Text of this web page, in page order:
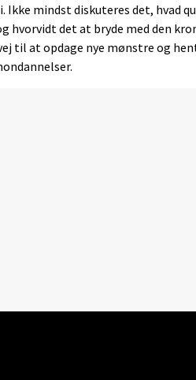
mindst diskuteres det, hvad
hvorvidt det at bryde med den
at opdage nye mønstre og